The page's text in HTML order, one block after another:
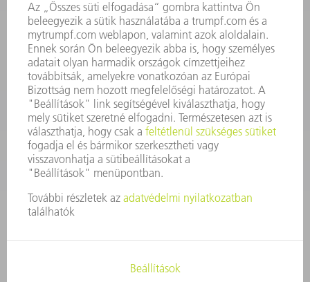
Szerszám
3628576045
08.00 - 16.30
szerszam@hu.trumpf.com
KAPCSOLAT
Alkatrész
3628576035
08.00 - 16.30
alkatresz@hu.trumpf.com